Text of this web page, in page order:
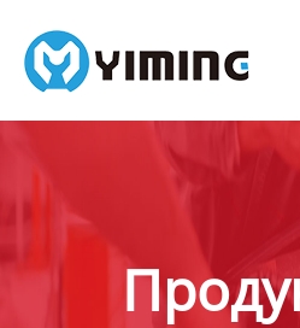
Tags
видео
О нас